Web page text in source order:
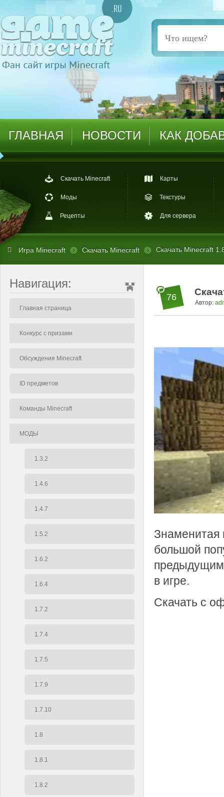
ГЛАВНАЯ НОВОСТИ КАК
Скачать Minecraft
Моды
Рецепты
Карты
Текстуры
Для сервера
Игра Minecraft Скачать Minecraft Скачать Minecraft
Навигация:
Главная страница
Конкурс с призами
Обсуждения Minecraft
ID предметов
Команды Minecraft
МОДЫ
1.3.2
1.4.6
1.4.7
1.5.2
1.6.2
1.6.4
1.7.2
1.7.4
1.7.5
1.7.9
1.7.10
1.8
1.8.1
1.8.2
76
Автор:
Знаменитая
большой
в игре.
Скачать с